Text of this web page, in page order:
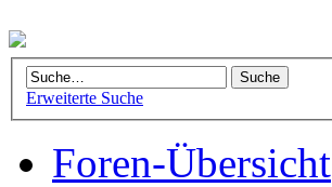
Erweiterte Suche
Foren-Übersicht